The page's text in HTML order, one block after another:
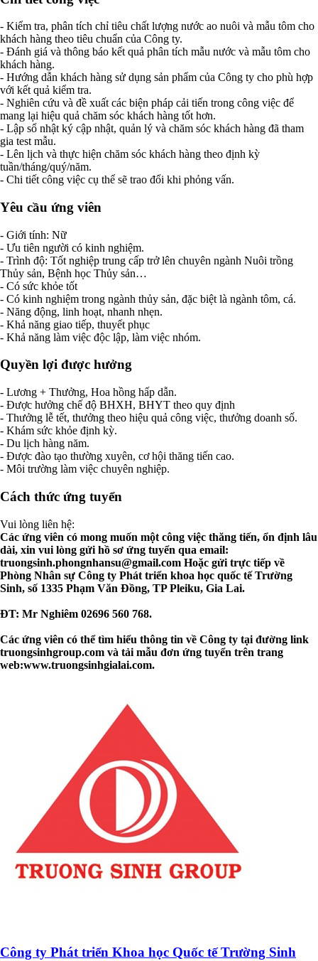
- Kiểm tra, phân tích chỉ tiêu chất lượng nước ao nuôi và mẫu tôm cho
khách hàng theo tiêu chuẩn của Công ty.
- Đánh giá và thông báo kết quả phân tích mẫu nước và mẫu tôm cho
khách hàng.
- Hướng dẫn khách hàng sử dụng sản phẩm của Công ty cho phù hợp
với kết quả kiểm tra.
- Nghiên cứu và đề xuất các biện pháp cải tiến trong công việc để
mang lại hiệu quả chăm sóc khách hàng tốt hơn.
- Lập sổ nhật ký cập nhật, quản lý và chăm sóc khách hàng đã tham
gia test mẫu.
- Lên lịch và thực hiện chăm sóc khách hàng theo định kỳ
tuần/tháng/quý/năm.
- Chi tiết công việc cụ thể sẽ trao đổi khi phỏng vấn.
Yêu cầu ứng viên
- Giới tính: Nữ
- Ưu tiên người có kinh nghiệm.
- Trình độ: Tốt nghiệp trung cấp trở lên chuyên ngành Nuôi trồng
Thủy sản, Bệnh học Thủy sản…
- Có sức khỏe tốt
- Có kinh nghiệm trong ngành thủy sản, đặc biệt là ngành tôm, cá.
- Năng động, linh hoạt, nhanh nhẹn.
- Khả năng giao tiếp, thuyết phục
- Khả năng làm việc độc lập, làm việc nhóm.
Quyền lợi được hưởng
- Lương + Thưởng, Hoa hồng hấp dẫn.
- Được hưởng chế độ BHXH, BHYT theo quy định
- Thưởng lễ tết, thưởng theo hiệu quả công việc, thưởng doanh số.
- Khám sức khỏe định kỳ.
- Du lịch hàng năm.
- Được đào tạo thường xuyên, cơ hội thăng tiến cao.
- Môi trường làm việc chuyên nghiệp.
Cách thức ứng tuyển
Vui lòng liên hệ:
Các ứng viên có mong muốn một công việc thăng tiến, ổn định lâu
dài, xin vui lòng gửi hồ sơ ứng tuyển qua email:
truongsinh.phongnhansu@gmail.com Hoặc gửi trực tiếp về
Phòng Nhân sự Công ty Phát triển khoa học quốc tế Trường
Sinh, số 1335 Phạm Văn Đồng, TP Pleiku, Gia Lai.
ĐT: Mr Nghiêm 02696 560 768.
Các ứng viên có thể tìm hiểu thông tin về Công ty tại đường link
truongsinhgroup.com và tải mẫu đơn ứng tuyển trên trang
web:www.truongsinhgialai.com.
Công ty Phát triển Khoa học Quốc tế Trường Sinh